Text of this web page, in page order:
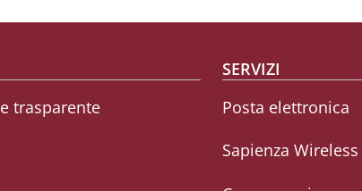
trasparente
SERVIZI
Posta elettronica
Sapienza Wireless